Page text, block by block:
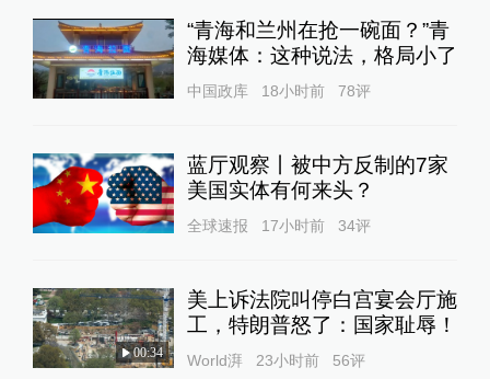
“青海和兰州在抢一碗面？”青
海媒体：这种说法，格局小了
中国政库 18小时前 78评
蓝厅观察丨被中方反制的7家
美国实体有何来头？
全球速报 17小时前 34评
00:34
美上诉法院叫停白宫宴会厅施
工，特朗普怒了：国家耻辱！
World湃 23小时前 56评